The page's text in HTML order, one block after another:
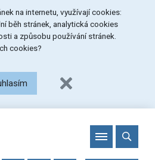
na internetu, využívají cookies:
běh stránek, analytická cookies
a způsobu používání stránek.
cookies?